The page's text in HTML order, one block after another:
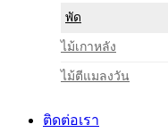
พัด
ไม้เกาหลัง
ไม้ตีแมลงวัน
ติดต่อเรา